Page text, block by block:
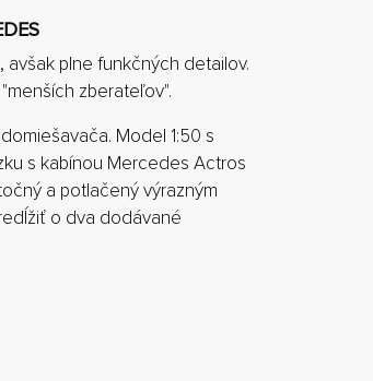
avšak plne funkčných detailov.
zberateľov".
Model 1:50 s
s kabínou Mercedes Actros
a potlačený výrazným
o dva dodávané